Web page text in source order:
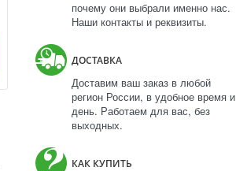
почему они выбрали именно нас.
Наши контакты и реквизиты.
ДОСТАВКА
Доставим ваш заказ в любой
регион России, в удобное время и
день. Работаем для вас, без
выходных.
КАК КУПИТЬ